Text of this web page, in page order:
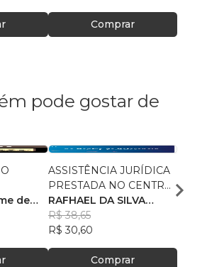
Comprar
pode gostar de
de
ASSISTÊNCIA JURÍDICA
PRESTADA NO CENTRO
DE REFERÊNCIA
ESPECIALIZADO DE
ASSISTÊNCIA SOCIAL–
CREAS
RAFHAEL DA SILVA
PETRÔNIO
R$ 38,65
R$ 30,60
Comprar
AS